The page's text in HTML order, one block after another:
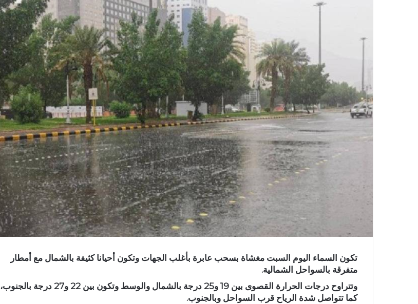
تكون السماء اليوم السبت مغشاة بسحب عابرة بأغلب الجهات وتكون أحيانا كثيفة بالشمال مع أمطار
متفرقة بالسواحل الشمالية.
وتتراوح درجات الحرارة القصوى بين 19 و25 درجة بالشمال والوسط وتكون بين 22 و27 درجة بالجنوب،
كما تتواصل شدة الرياح قرب السواحل وبالجنوب.